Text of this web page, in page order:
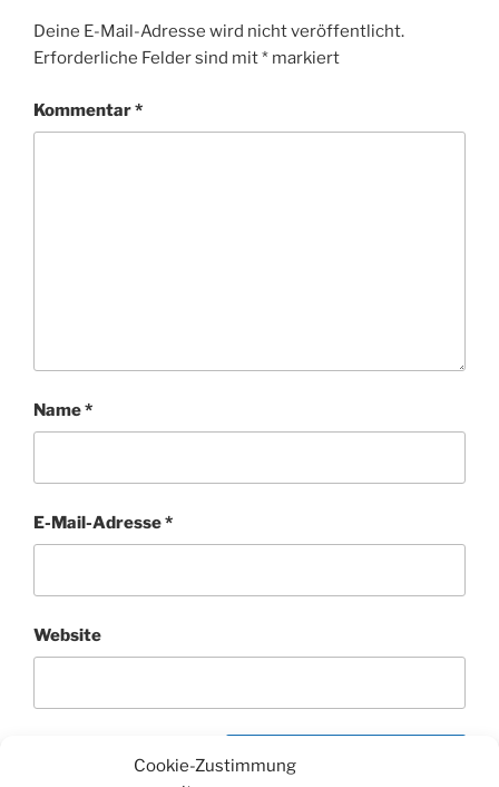
Cookie-Zustimmung
Deine E-Mail-Adresse wird nicht veröffentlicht.
Erforderliche Felder sind mit* markiert
Kommentar*
Name*
E-Mail-Adresse*
Website